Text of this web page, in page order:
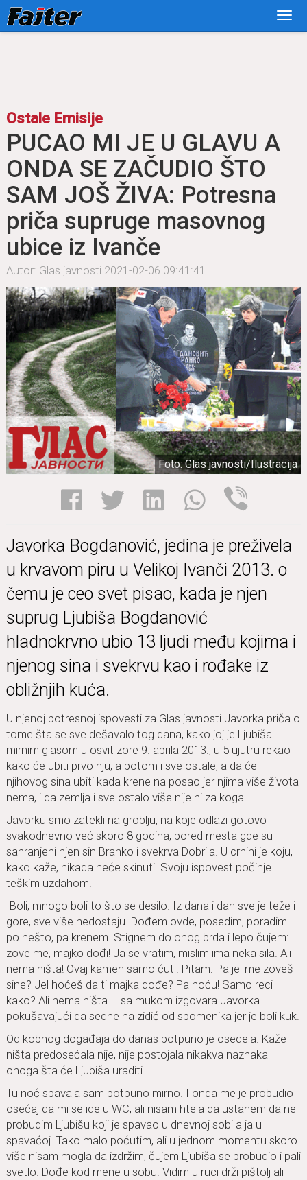
Ostale Emisije
PUCAO MI JE U GLAVU A
ONDA SE ZAČUDIO ŠTO
SAM JOŠ ŽIVA: Potresna
priča supruge masovnog
ubice iz Ivanče
Autor: Glas javnosti 2021-02-06 09:41:41
Foto: Glas javnosti/Ilustracija
Javorka Bogdanović, jedina je preživela
u krvavom piru u Velikoj Ivanči 2013. o
čemu je ceo svet pisao, kada je njen
suprug Ljubiša Bogdanović
hladnokrvno ubio 13 ljudi među kojima i
njenog sina i svekrvu kao i rođake iz
obližnjih kuća.
U njenoj potresnoj ispovesti za Glas javnosti Javorka priča o
tome šta se sve dešavalo tog dana, kako joj je Ljubiša
mirnim glasom u osvit zore 9. aprila 2013., u 5 ujutru rekao
kako će ubiti prvo nju, a potom i sve ostale, a da će
njihovog sina ubiti kada krene na posao jer njima više života
nema, i da zemlja i sve ostalo više nije ni za koga.
Javorku smo zatekli na groblju, na koje odlazi gotovo
svakodnevno već skoro 8 godina, pored mesta gde su
sahranjeni njen sin Branko i svekrva Dobrila. U crnini je koju,
kako kaže, nikada neće skinuti. Svoju ispovest počinje
teškim uzdahom.
-Boli, mnogo boli to što se desilo. Iz dana i dan sve je teže i
gore, sve više nedostaju. Dođem ovde, posedim, poradim
po nešto, pa krenem. Stignem do onog brda i lepo čujem:
zove me, majko dođi! Ja se vratim, mislim ima neka sila. Ali
nema ništa! Ovaj kamen samo ćuti. Pitam: Pa jel me zoveš
sine? Jel hoćeš da ti majka dođe? Pa hoću! Samo reci
kako? Ali nema ništa – sa mukom izgovara Javorka
pokušavajući da sedne na zidić od spomenika jer je boli kuk.
Od kobnog događaja do danas potpuno je osedela. Kaže
ništa predosećala nije, nije postojala nikakva naznaka
onoga šta će Ljubiša uraditi.
Tu noć spavala sam potpuno mirno. I onda me je probudio
osećaj da mi se ide u WC, ali nisam htela da ustanem da ne
probudim Ljubišu koji je spavao u dnevnoj sobi a ja u
spavaćoj. Tako malo poćutim, ali u jednom momentu skoro
više nisam mogla da izdržim, čujem Ljubiša se probudio i pali
svetlo. Dođe kod mene u sobu. Vidim u ruci drži pištolj ali